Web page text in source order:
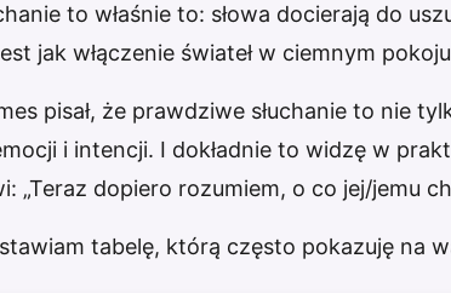
to właśnie to: słowa docierają do
jak włączenie świateł w ciemnym
pisał, że prawdziwe słuchanie to nie
i intencji. I dokładnie to widzę w
„Teraz dopiero rozumiem, o co jej/jemu
tabelę, którą często pokazuję na